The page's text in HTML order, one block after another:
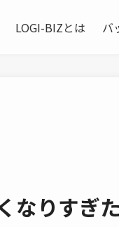
LOGI-BIZとは バ
なりす